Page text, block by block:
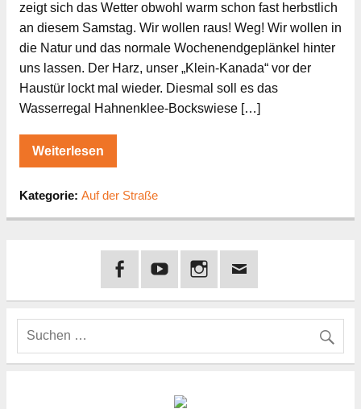
zeigt sich das Wetter obwohl warm schon fast herbstlich
an diesem Samstag. Wir wollen raus! Weg! Wir wollen in
die Natur und das normale Wochenendgeplänkel hinter
uns lassen. Der Harz, unser „Klein-Kanada“ vor der
Haustür lockt mal wieder. Diesmal soll es das
Wasserregal Hahnenklee-Bockswiese […]
Weiterlesen
Kategorie: Auf der Straße